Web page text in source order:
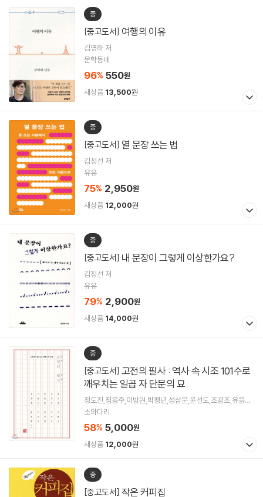
중
[중고도서] 여행의 이유
김영하 저
문학동네
96% 550원
새상품 13,500원
중
[중고도서] 열 문장 쓰는 법
김정선 저
유유
75% 2,950원
새상품 12,000원
중
[중고도서] 내 문장이 그렇게 이상한가요?
김정선 저
유유
79% 2,900원
새상품 14,000원
중
[중고도서]
깨우치는 일곱 자 단문의 묘
정도전,정몽주,이방원,박팽년,성삼문,윤선도,조광조,유응부,
김굉필 등저
소와다리
58% 5,000원
새상품 12,000원
중
[중고도서] 작은 커피집